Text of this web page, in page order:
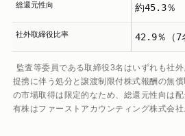
総還元性向 約45.3％
社外取締役比率 42.9％（7
監査等委員である取締役3名はいずれも社
提携に伴う処分と譲渡制限付株式報酬の無
の市場取得は限定的なため、総還元性向は
有株はファーストアカウンティング株式会